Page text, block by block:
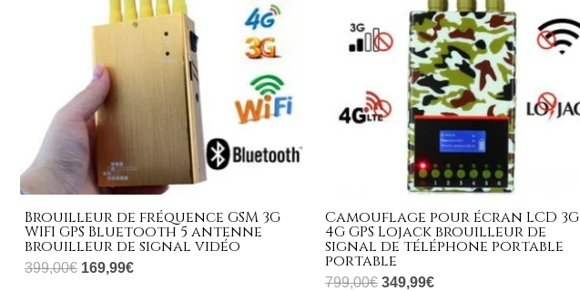
Brouilleur de fréquence GSM 3G
WIFI GPS Bluetooth 5 antenne
brouilleur de signal vidéo
399,00€ 169,99€
Camouflage pour écran LCD 3G
4G GPS Lojack brouilleur de
signal de téléphone portable
portable
799,00€ 349,99€